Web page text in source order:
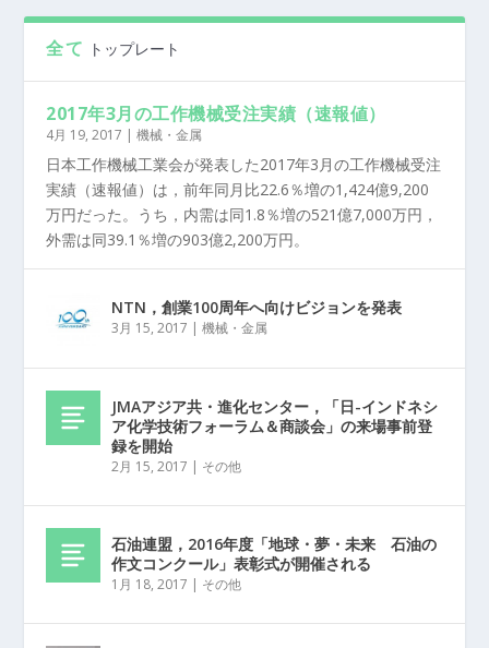
全て トップレート
2017年3月の工作機械受注実績（速報値）
4月 19, 2017 |機械・金属
日本工作機械工業会が発表した2017年3月の工作機械受注
実績（速報値）は，前年同月比22.6％増の1,424億9,200
万円だった。うち，内需は同1.8％増の521億7,000万円，
外需は同39.1％増の903億2,200万円。
NTN，創業100周年へ向けビジョンを発表
3月 15, 2017 |機械・金属
JMAアジア共・進化センター，「日-インドネシ
ア化学技術フォーラム＆商談会」の来場事前登
録を開始
2月 15, 2017 | その他
石油連盟，2016年度「地球・夢・未来 石油の
作文コンクール」表彰式が開催される
1月 18, 2017 | その他